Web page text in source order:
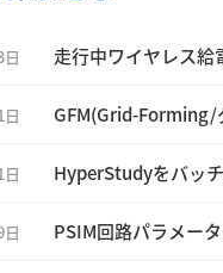
走行中ワイヤレス給
GFM(Grid-Forming/
HyperStudyをバッ
PSIM回路パラメー